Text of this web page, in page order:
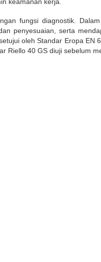
fungsi diagnostik.
penyesuaian, serta
oleh Standar Eropa EN
Riello 40 GS diuji sebelum